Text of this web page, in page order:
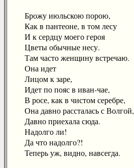
Брожу июльскою порою,
Как в пантеоне, в том лесу
И к сердцу моего героя
Цветы обычные несу.
Там часто женщину встречаю.
Она идет
Лицом к заре,
Идет по пояс в иван-чае,
В росе, как в чистом серебре,
Она давно рассталась с Волгой,
Давно приехала сюда.
Надолго ли!
Да что надолго?!
Теперь уж, видно, навсегда.